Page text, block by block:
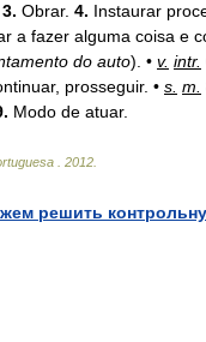
3. Obrar. 4. Instaurar
a fazer alguma coisa e
do auto). • v. intr.
prosseguir. • s. m.
Modo de atuar.
2012
решить